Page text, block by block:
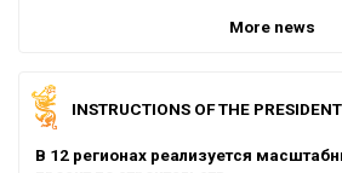
More news
INSTRUCTIONS OF THE
В 12 регионах реализуется